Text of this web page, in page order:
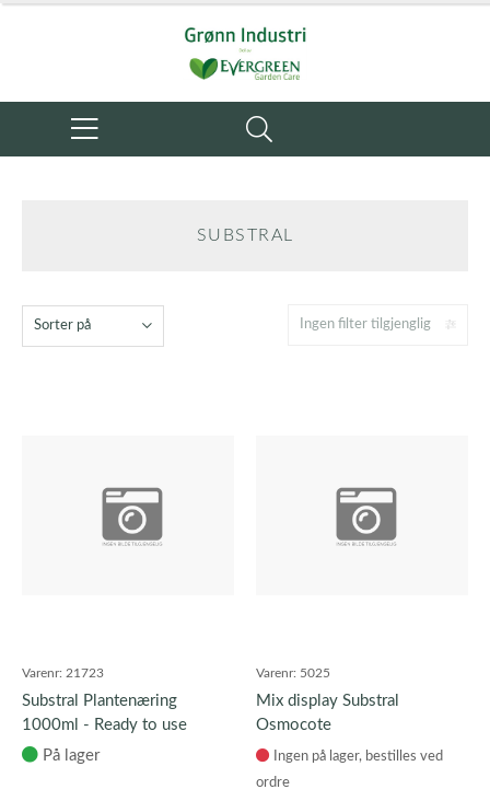
SUBSTRAL
Ingen filter tilgjenglig
Sorter på
Varenr: 21723
Substral Plantenæring
1000ml - Ready to use
På lager
Varenr: 5025
Mix display Substral
Osmocote